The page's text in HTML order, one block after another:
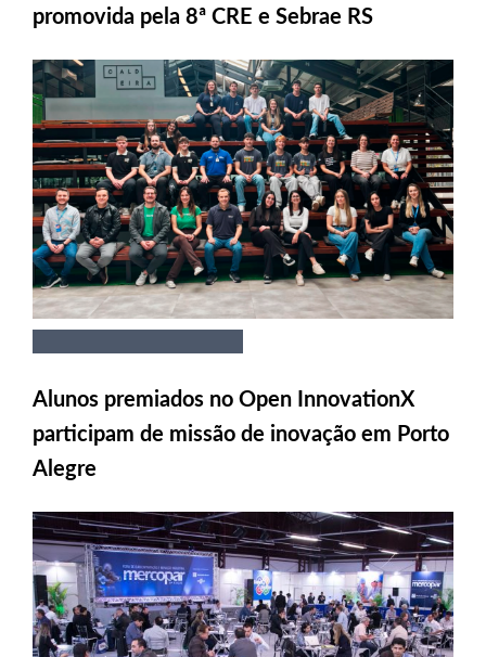
promovida pela 8ª CRE e Sebrae RS
Alunos premiados no Open InnovationX
participam de missão de inovação em Porto
Alegre